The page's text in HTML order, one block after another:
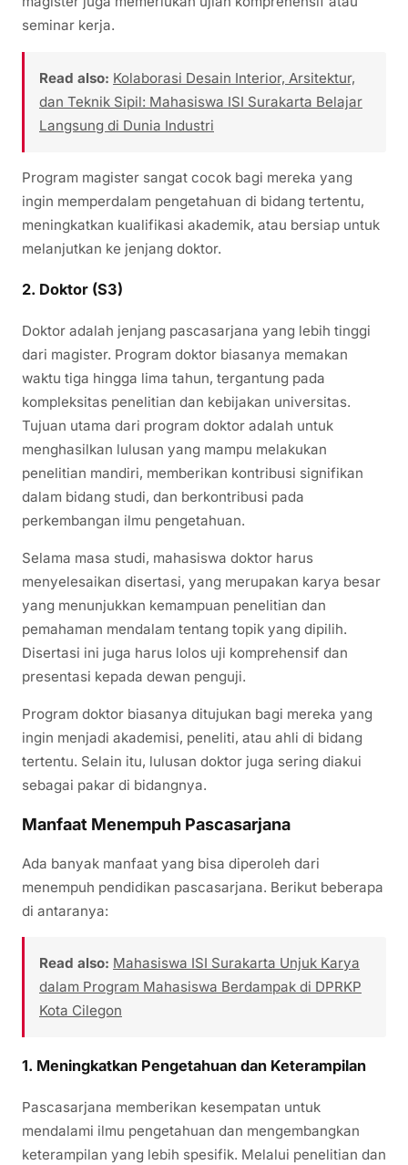
seminar kerja.
Read also: Kolaborasi Desain Interior, Arsitektur,
dan Teknik Sipil: Mahasiswa ISI Surakarta Belajar
Langsung di Dunia Industri
Program magister sangat cocok bagi mereka yang
ingin memperdalam pengetahuan di bidang tertentu,
meningkatkan kualifikasi akademik, atau bersiap untuk
melanjutkan ke jenjang doktor.
2. Doktor (S3)
Doktor adalah jenjang pascasarjana yang lebih tinggi
dari magister. Program doktor biasanya memakan
waktu tiga hingga lima tahun, tergantung pada
kompleksitas penelitian dan kebijakan universitas.
Tujuan utama dari program doktor adalah untuk
menghasilkan lulusan yang mampu melakukan
penelitian mandiri, memberikan kontribusi signifikan
dalam bidang studi, dan berkontribusi pada
perkembangan ilmu pengetahuan.
Selama masa studi, mahasiswa doktor harus
menyelesaikan disertasi, yang merupakan karya besar
yang menunjukkan kemampuan penelitian dan
pemahaman mendalam tentang topik yang dipilih.
Disertasi ini juga harus lolos uji komprehensif dan
presentasi kepada dewan penguji.
Program doktor biasanya ditujukan bagi mereka yang
ingin menjadi akademisi, peneliti, atau ahli di bidang
tertentu. Selain itu, lulusan doktor juga sering diakui
sebagai pakar di bidangnya.
Manfaat Menempuh Pascasarjana
Ada banyak manfaat yang bisa diperoleh dari
menempuh pendidikan pascasarjana. Berikut beberapa
di antaranya:
Read also: Mahasiswa ISI Surakarta Unjuk Karya
dalam Program Mahasiswa Berdampak di DPRKP
Kota Cilegon
1. Meningkatkan Pengetahuan dan Keterampilan
Pascasarjana memberikan kesempatan untuk
mendalami ilmu pengetahuan dan mengembangkan
keterampilan yang lebih spesifik. Melalui penelitian dan